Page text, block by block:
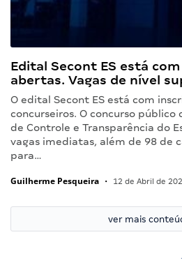
Edital Secont ES está
abertas. Vagas de nível
O edital Secont ES está com
concurseiros. O concurso
de Controle e Transparência do
vagas imediatas, além de 98 de
para…
Guilherme Pesqueira • 12 de Abril de
ver mais